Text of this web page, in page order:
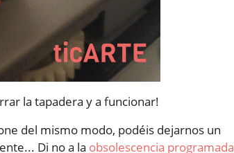
la tapadera y a funcionar!
del mismo modo, podéis dejarnos un
Di no a la obsolescencia programada